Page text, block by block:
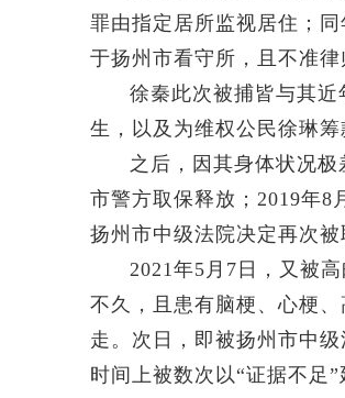
罪由指定居所监视居住；
于扬州市看守所，且不准律
徐秦此次被捕皆与其
生，以及为维权公民徐琳筹
之后，因其身体状况
市警方取保释放；2019年8
扬州市中级法院决定再次被
2021年5月7日，又被
不久，且患有脑梗、心梗
走。次日，即被扬州市中
时间上被数次以“证据不足”